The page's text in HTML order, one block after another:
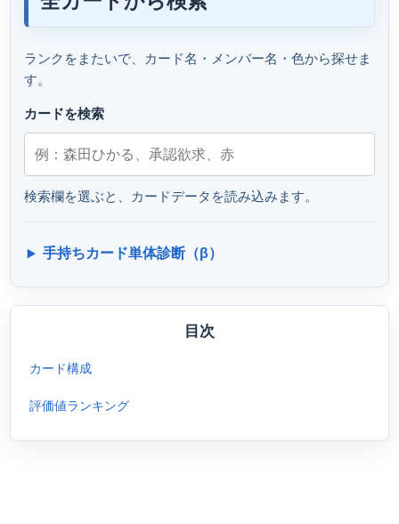
ランクをまたいで、カード名・メンバー名・色から探せま
す。
カードを検索
検索欄を選ぶと、カードデータを読み込みます。
手持ちカード単体診断（β）
目次
カード構成
評価値ランキング